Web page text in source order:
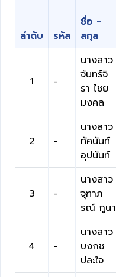
ลำดับ รหัส
ชื่อ -
สกุล
1 -
นางสาว
จันทร์จิ
รา ไชย
มงคล
2 -
นางสาว
ทัศนันท์
อุปนันท์
3 -
นางสาว
จุฑาภ
รณ์ กูนา
4 -
นางสาว
บงกช
ปละใจ